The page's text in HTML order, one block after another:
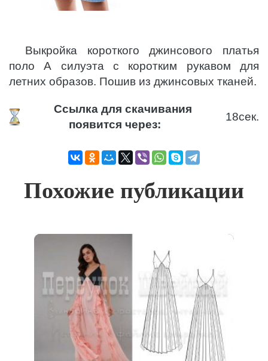
Выкройка короткого джинсового платья
поло А силуэта с коротким рукавом для
летних образов. Пошив из джинсовых тканей.
Ссылка для скачивания
появится через:
18сек.
Похожие публикации